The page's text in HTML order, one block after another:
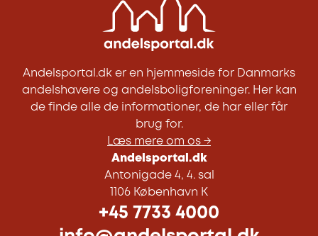
Andelsportal.dk er en hjemmeside for Danmarks
andelshavere og andelsboligforeninger. Her kan
de finde alle de informationer, de har eller får
brug for.
Læs mere om os →
Andelsportal.dk
Antonigade 4, 4. sal
1106 København K
+45 7733 4000